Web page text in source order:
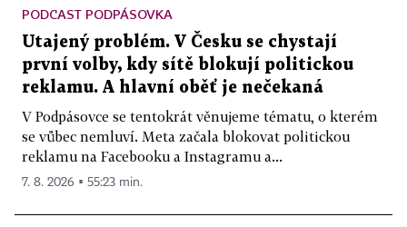
PODCAST PODPÁSOVKA
Utajený problém. V Česku se chystají
první volby, kdy sítě blokují politickou
reklamu. A hlavní oběť je nečekaná
V Podpásovce se tentokrát věnujeme tématu, o kterém
se vůbec nemluví. Meta začala blokovat politickou
reklamu na Facebooku a Instagramu a...
7. 8. 2026 ▪ 55:23 min.